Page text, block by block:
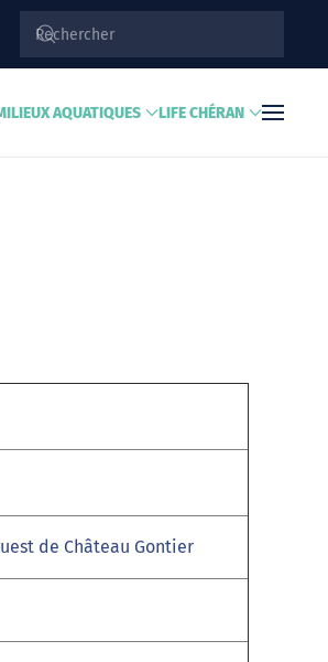
AQUATIQUES LIFE CHÉRAN
de Château Gontier